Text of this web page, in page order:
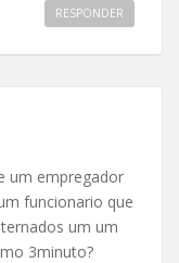
RESPONDER
um empregador
funcionario que
um um
3minuto?